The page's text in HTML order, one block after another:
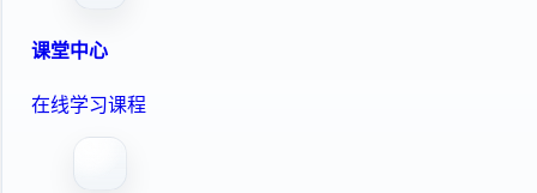
课堂中心
在线学习课程